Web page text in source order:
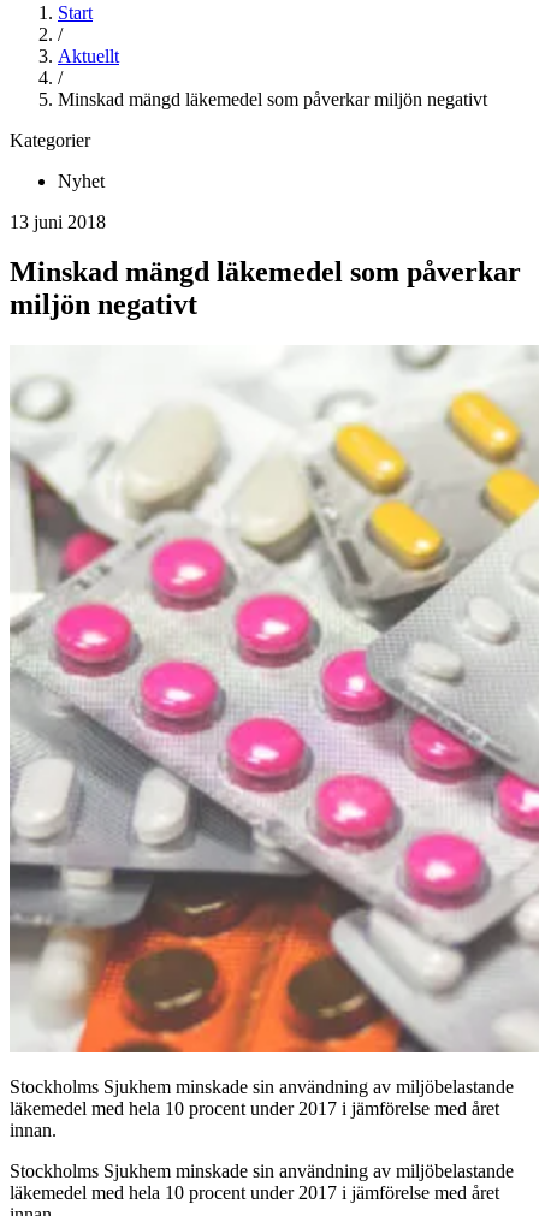
Start
/
Aktuellt
/
Minskad mängd läkemedel som påverkar miljön negativt
Kategorier
Nyhet
13 juni 2018
Minskad mängd läkemedel som påverkar
miljön negativt
Stockholms Sjukhem minskade sin användning av miljöbelastande
läkemedel med hela 10 procent under 2017 i jämförelse med året
innan.
Stockholms Sjukhem minskade sin användning av miljöbelastande
läkemedel med hela 10 procent under 2017 i jämförelse med året